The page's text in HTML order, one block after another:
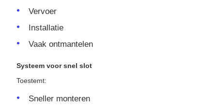
Vervoer
Installatie
Vaak ontmantelen
Systeem voor snel slot
Toestemt:
Sneller monteren